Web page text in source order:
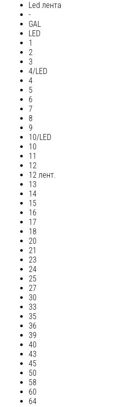
Led лента
-
GAL
LED
1
2
3
4/LED
4
5
6
7
8
9
10/LED
10
11
12
12 лент.
13
14
15
16
17
18
20
21
23
24
25
27
30
33
35
36
39
40
43
45
50
58
60
64